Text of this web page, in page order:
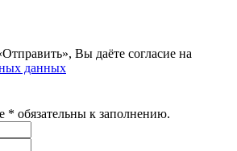
Вы даёте согласие на
данных
* обязательны к заполнению.